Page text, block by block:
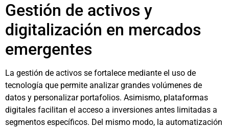
Gestión de activos y
digitalización en mercados
emergentes
La gestión de activos se fortalece mediante el uso de
tecnología que permite analizar grandes volúmenes de
datos y personalizar portafolios. Asimismo, plataformas
digitales facilitan el acceso a inversiones antes limitadas a
segmentos específicos. Del mismo modo, la automatización